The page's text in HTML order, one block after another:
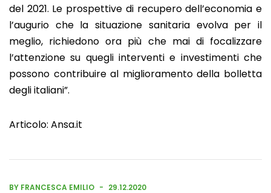
del 2021. Le prospettive di recupero dell’economia e
l’augurio che la situazione sanitaria evolva per il
meglio, richiedono ora più che mai di focalizzare
l’attenzione su quegli interventi e investimenti che
possono contribuire al miglioramento della bolletta
degli italiani”.
Articolo: Ansa.it
BY FRANCESCA EMILIO 29.12.2020